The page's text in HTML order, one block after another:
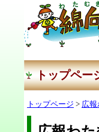
トップペー
トップページ > 広報